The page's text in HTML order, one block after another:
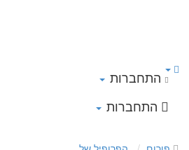
התחברות
התחברות